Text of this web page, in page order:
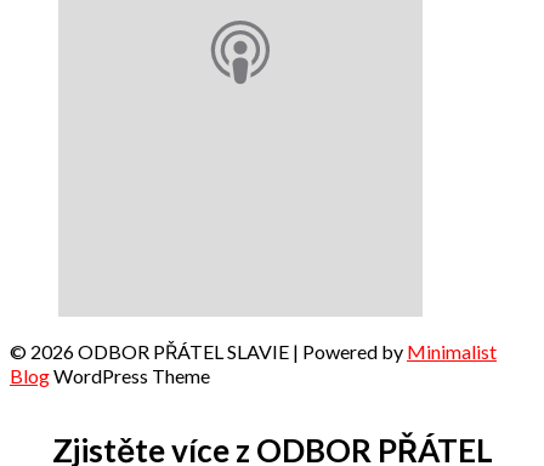
© 2026 ODBOR PŘÁTEL SLAVIE | Powered by Minimalist
BlogWordPress Theme
Zjistěte více z ODBOR PŘÁTEL